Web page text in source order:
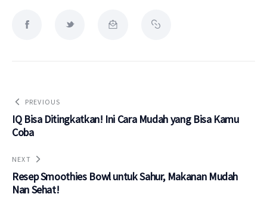
PREVIOUS
IQ Bisa Ditingkatkan! Ini Cara Mudah yang Bisa Kamu
Coba
NEXT
Resep Smoothies Bowl untuk Sahur, Makanan Mudah
Nan Sehat!